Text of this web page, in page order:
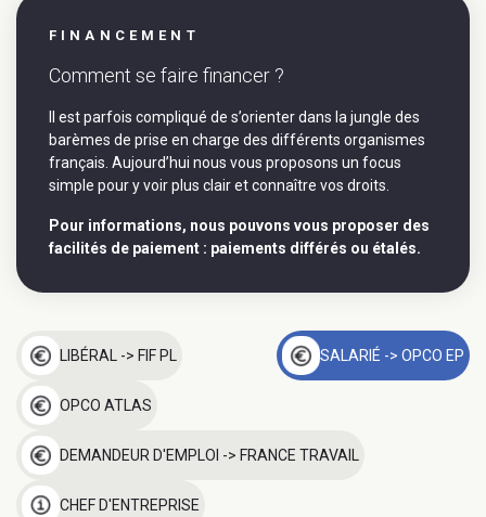
FINANCEMENT
Comment se faire financer ?
Il est parfois compliqué de s’orienter dans la jungle des
barèmes de prise en charge des différents organismes
français. Aujourd’hui nous vous proposons un focus
simple pour y voir plus clair et connaître vos droits.
Pour informations, nous pouvons vous proposer des
facilités de paiement : paiements différés ou étalés.
LIBÉRAL -> FIF PL SALARIÉ -> OPCO EP
OPCO ATLAS
DEMANDEUR D'EMPLOI -> FRANCE TRAVAIL
CHEF D'ENTREPRISE